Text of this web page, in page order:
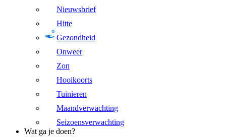
Nieuwsbrief
Hitte
Gezondheid
Onweer
Zon
Hooikoorts
Tuinieren
Maandverwachting
Seizoensverwachting
Wat ga je doen?